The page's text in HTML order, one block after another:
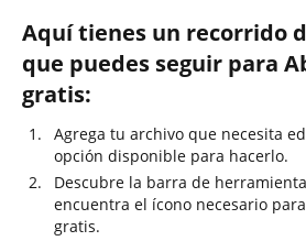
Aquí tienes un recorrido
que puedes seguir para
gratis:
Agrega tu archivo que necesita
opción disponible para hacerlo.
Descubre la barra de
encuentra el ícono necesario
gratis.